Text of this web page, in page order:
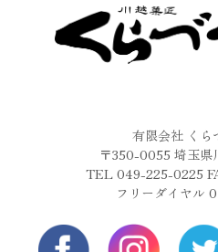
有限会社 くら
〒350-0055 埼玉県
TEL 049-225-0225
フリーダイヤル